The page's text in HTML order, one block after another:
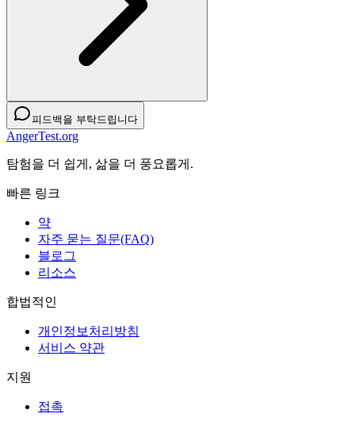
피드백을 부탁드립니다
AngerTest.org
탐험을 더 쉽게, 삶을 더 풍요롭게.
빠른 링크
약
자주 묻는 질문(FAQ)
블로그
리소스
합법적인
개인정보처리방침
서비스 약관
지원
접촉